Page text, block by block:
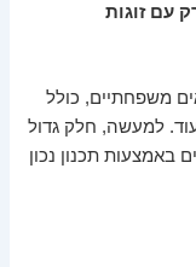
עם זוגות
משפחתיים, כולל
למעשה, חלק גדול
באמצעות תכנון נכון